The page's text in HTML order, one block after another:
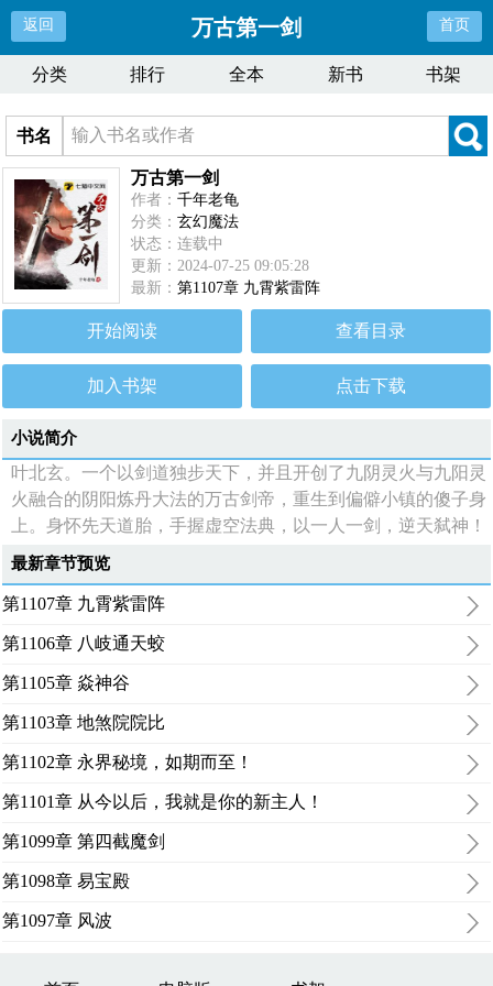
返回 万古第一剑 首页
分类 排行 全本 新书 书架
书名
万古第一剑
作者：千年老龟
分类：玄幻魔法
状态：连载中
更新：2024-07-25 09:05:28
最新：第1107章 九霄紫雷阵
开始阅读 查看目录
加入书架 点击下载
小说简介
叶北玄。一个以剑道独步天下，并且开创了九阴灵火与九阳灵
火融合的阴阳炼丹大法的万古剑帝，重生到偏僻小镇的傻子身
上。身怀先天道胎，手握虚空法典，以一人一剑，逆天弑神！
最新章节预览
第1107章 九霄紫雷阵
第1106章 八岐通天蛟
第1105章 焱神谷
第1103章 地煞院院比
第1102章 永界秘境，如期而至！
第1101章 从今以后，我就是你的新主人！
第1099章 第四截魔剑
第1098章 易宝殿
第1097章 风波